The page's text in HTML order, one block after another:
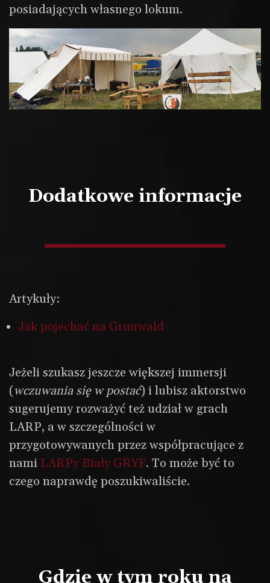
posiadających własnego lokum.
Dodatkowe informacje
Artykuły:
Jak pojechać na Grunwald
Jeżeli szukasz jeszcze większej immersji
(wczuwania się w postać) i lubisz aktorstwo
sugerujemy rozważyć też udział w grach
LARP, a w szczególności w
przygotowywanych przez współpracujące z
nami LARPy Biały GRYF. To może być to
czego naprawdę poszukiwaliście.
Gdzie w tym roku na